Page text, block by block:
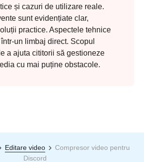
și cazuri de utilizare reale.
sunt evidențiate clar,
practice. Aspectele tehnice
un limbaj direct. Scopul
a ajuta cititorii să gestioneze
cu mai puține obstacole.
Editare video
Compresor video pentru
Discord